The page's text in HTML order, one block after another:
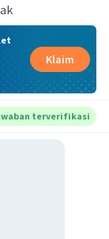
Klaim
terverifikasi